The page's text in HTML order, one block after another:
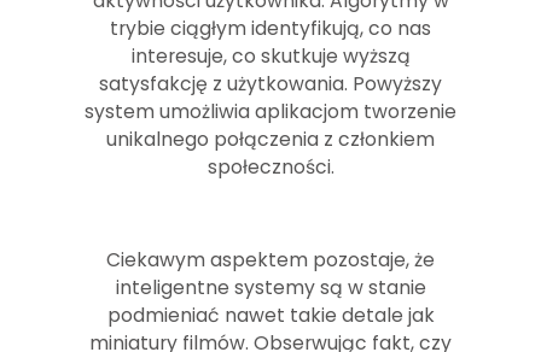
trybie ciągłym identyfikują, co nas
interesuje, co skutkuje wyższą
satysfakcję z użytkowania. Powyższy
system umożliwia aplikacjom tworzenie
unikalnego połączenia z członkiem
społeczności.
Ciekawym aspektem pozostaje, że
inteligentne systemy są w stanie
podmieniać nawet takie detale jak
miniatury filmów. Obserwując fakt, czy